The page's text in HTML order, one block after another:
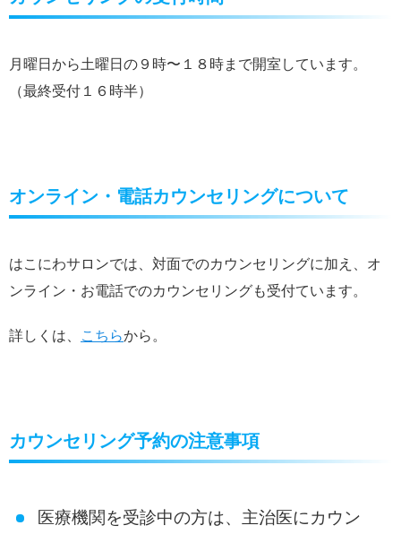
月曜日から土曜日の９時〜１８時まで開室しています。
（最終受付１６時半）
オンライン・電話カウンセリングについて
はこにわサロンでは、対面でのカウンセリングに加え、オ
ンライン・お電話でのカウンセリングも受付ています。
詳しくは、 こちらから。
カウンセリング予約の注意事項
医療機関を受診中の方は、主治医にカウン